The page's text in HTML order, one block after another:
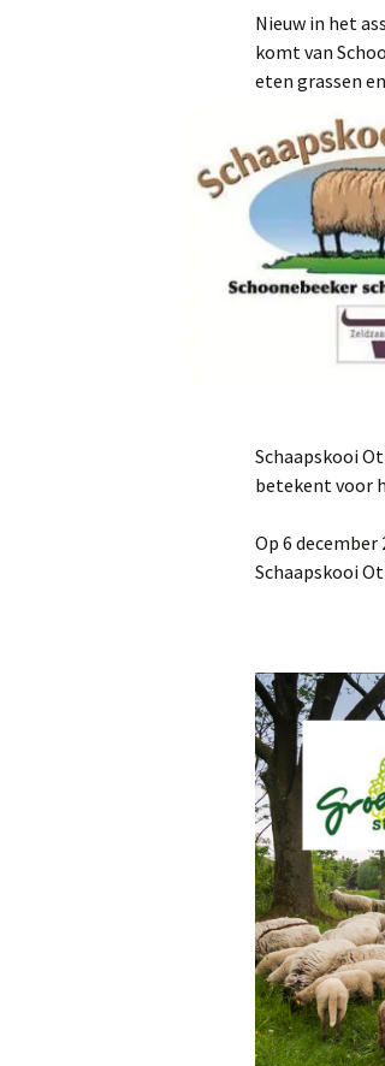
Het gebouw
sauzen
Nieuw in het
komt van
eten grassen
Schaapskooi
betekent voor
Op 6
Schaapskooi